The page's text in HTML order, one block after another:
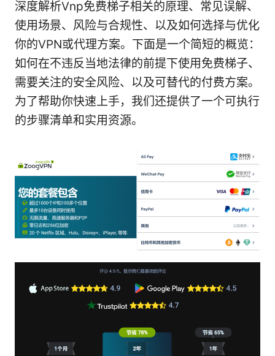
深度解析Vnp免费梯子相关的原理、常见误解、
使用场景、风险与合规性、以及如何选择与优化
你的VPN或代理方案。下面是一个简短的概览：
如何在不违反当地法律的前提下使用免费梯子、
需要关注的安全风险、以及可替代的付费方案。
为了帮助你快速上手，我们还提供了一个可执行
的步骤清单和实用资源。